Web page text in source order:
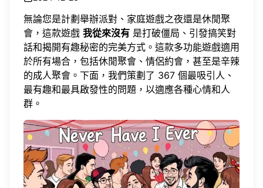
無論您是計劃舉辦派對、家庭遊戲之夜還是休閒聚
會，這款遊戲 我從來沒有 是打破僵局、引發搞笑對
話和揭開有趣秘密的完美方式。這款多功能遊戲適用
於所有場合，包括休閒聚會、情侶約會，甚至是辛辣
的成人聚會。下面，我們策劃了 367 個最吸引人、
最有趣和最具啟發性的問題，以適應各種心情和人
群。